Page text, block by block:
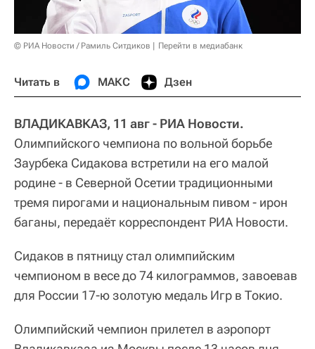
© РИА Новости / Рамиль Ситдиков Перейти в медиабанк
Читать в МАКС Дзен
ВЛАДИКАВКАЗ, 11 авг - РИА Новости.
Олимпийского чемпиона по вольной борьбе
Заурбека Сидакова встретили на его малой
родине - в Северной Осетии традиционными
тремя пирогами и национальным пивом - ирон
баганы, передаёт корреспондент РИА Новости.
Сидаков в пятницу стал олимпийским
чемпионом в весе до 74 килограммов, завоевав
для России 17-ю золотую медаль Игр в Токио.
Олимпийский чемпион прилетел в аэропорт